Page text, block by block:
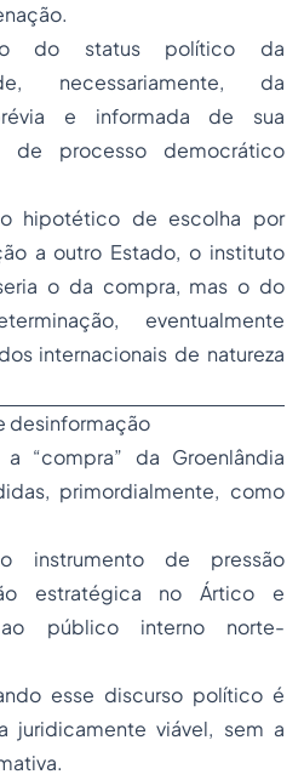
do status político da
necessariamente, da
e informada de sua
de processo democrático
hipotético de escolha por
a outro Estado, o instituto
o da compra, mas o do
eventualmente
internacionais de natureza
desinformação
“compra” da Groenlândia
primordialmente, como
instrumento de pressão
estratégica no Ártico e
público interno norte-
esse discurso político é
juridicamente viável, sem a